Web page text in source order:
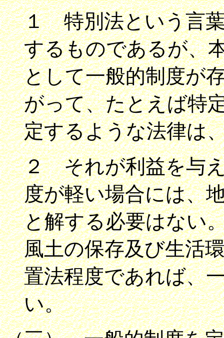
１ 特別法という言
するものであるが、
として一般的制度が
がって、たとえば特
定するような法律は
２ それが利益を与
度が軽い場合には、
と解する必要はない
風土の保存及び生活
置法程度であれば、
い。